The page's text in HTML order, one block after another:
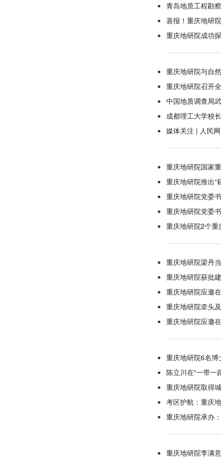
青岛地质工程勘
喜报！重庆地研
重庆地研院成功
重庆地研院与自
重庆地研院召开
中国地质调查局
成都理工大学校
媒体关注 | 人民
重庆地研院国家
重庆地研院推出“
重庆地研院党委
重庆地研院党委
重庆地研院2个
重庆地研院梁丹
重庆地研院获批
重庆地研院应邀
重庆地研院牵头
重庆地研院应邀
重庆地研院6名博
陈立川在“一带一
重庆地研院取得
考区护航：重庆
重庆地研院承办
重庆地研院李满